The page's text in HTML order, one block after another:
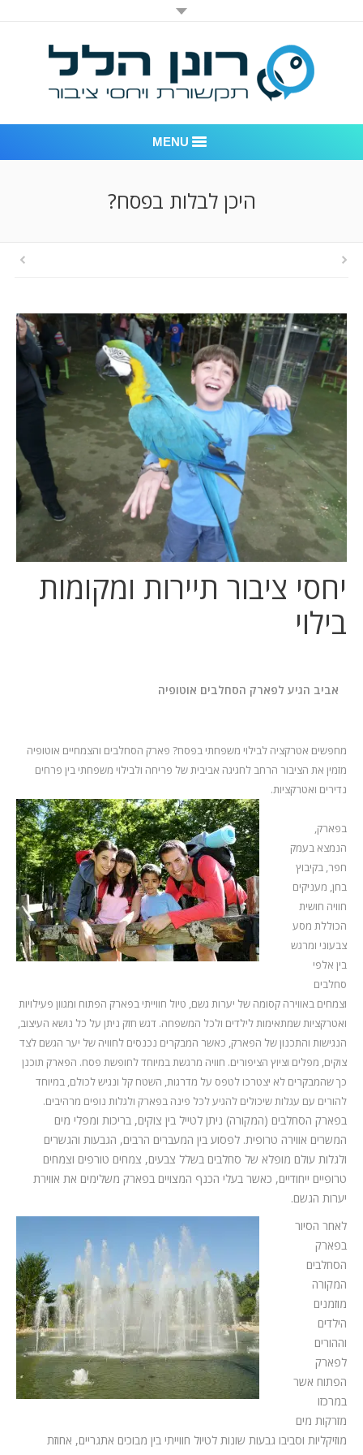
MENU
חדר חדשות
המלצות
ניהול מוניטין
צור קשר
היכן לבלות בפסח?
יחסי ציבור תיירות ומקומות
בילוי
אביב הגיע לפארק הסחלבים אוטופיה
מחפשים אטרקציה לבילוי משפחתי בפסח? פארק הסחלבים והצמחיים אוטופיה
מזמין את הציבור הרחב לחגיגה אביבית של פריחה ולבילוי משפחתי בין פרחים
נדירים ואטרקציות.
בפארק,
הנמצא בעמק
חפר, בקיבוץ
בחן, מעניקים
חוויה חושית
הכוללת מסע
צבעוני ומרגש
בין אלפי
סחלבים
וצמחים באווירה קסומה של יערות גשם, טיול חווייתי בפארק הפתוח ומגוון פעילויות
ואטרקציות שמתאימות לילדים ולכל המשפחה. דגש חזק ניתן על כל נושא העיצוב,
הנגישות והתכנון של הפארק, כאשר המבקרים נכנסים לחוויה של יער הגשם לצד
צוקים, מפלים וציוץ הציפורים. חוויה מרגשת במיוחד לחופשת פסח. הפארק תוכנן
כך שהמבקרים לא יצטרכו לטפס על מדרגות, השטח קל ונגיש לכולם, במיוחד
להורים עם עגלות שיכולים להגיע לכל פינה בפארק ולגלות נופים מרהיבים.
בפארק הסחלבים (המקורה) ניתן לטייל בין צוקים, בריכות ומפלי מים
המשרים אווירה טרופית. לפסוע בין המעברים הרבים, הגבעות והגשרים
ולגלות עולם מופלא של סחלבים בשלל צבעים, צמחים טורפים וצמחים
טרופיים ייחודיים, כאשר בעלי הכנף המצויים בפארק משלימים את אווירת
יערות הגשם.
לאחר הסיור
בפארק
הסחלבים
המקורה
מוזמנים
הילדים
וההורים
לפארק
הפתוח אשר
במרכזו
מזרקות מים
מוזיקליות וסביבו גבעות שונות לטיול חווייתי בין מבוכים אתגריים, אחוזת